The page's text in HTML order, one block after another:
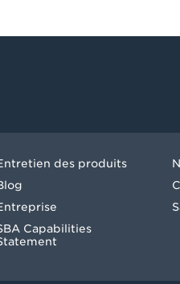
des produits
Capabilities